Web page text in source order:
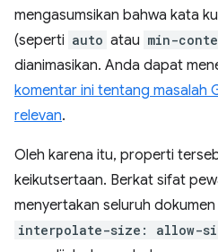
mengasumsikan bahwa kata
(seperti auto atau min-
dianimasikan. Anda dapat
komentar ini tentang masalah
relevan.
Oleh karena itu, properti
keikutsertaan. Berkat sifat
menyertakan seluruh
interpolate-size: allow-